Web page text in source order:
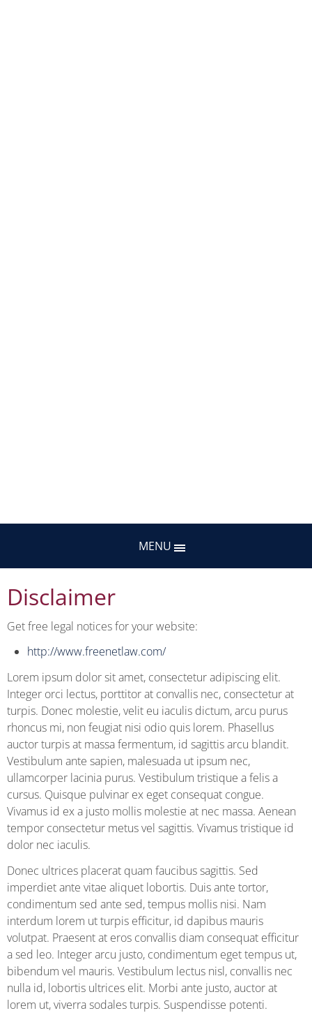
MENU
Disclaimer
Get free legal notices for your website:
http://www.freenetlaw.com/
Lorem ipsum dolor sit amet, consectetur adipiscing elit.
Integer orci lectus, porttitor at convallis nec, consectetur at
turpis. Donec molestie, velit eu iaculis dictum, arcu purus
rhoncus mi, non feugiat nisi odio quis lorem. Phasellus
auctor turpis at massa fermentum, id sagittis arcu blandit.
Vestibulum ante sapien, malesuada ut ipsum nec,
ullamcorper lacinia purus. Vestibulum tristique a felis a
cursus. Quisque pulvinar ex eget consequat congue.
Vivamus id ex a justo mollis molestie at nec massa. Aenean
tempor consectetur metus vel sagittis. Vivamus tristique id
dolor nec iaculis.
Donec ultrices placerat quam faucibus sagittis. Sed
imperdiet ante vitae aliquet lobortis. Duis ante tortor,
condimentum sed ante sed, tempus mollis nisi. Nam
interdum lorem ut turpis efficitur, id dapibus mauris
volutpat. Praesent at eros convallis diam consequat efficitur
a sed leo. Integer arcu justo, condimentum eget tempus ut,
bibendum vel mauris. Vestibulum lectus nisl, convallis nec
nulla id, lobortis ultrices elit. Morbi ante justo, auctor at
lorem ut, viverra sodales turpis. Suspendisse potenti.